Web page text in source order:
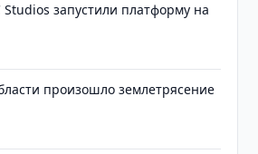
Studios запустили платформу на
произошло землетрясение